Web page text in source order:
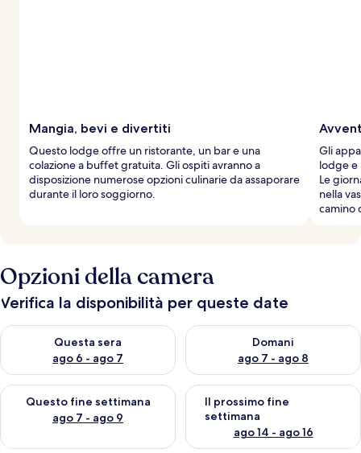
Mangia, bevi e divertiti
Questo lodge offre un ristorante, un bar e una
colazione a buffet gratuita. Gli ospiti avranno a
disposizione numerose opzioni culinarie da assaporare
durante il loro soggiorno.
Gli
lodge e
Le
nella
camino
Opzioni della camera
Verifica la disponibilità per queste date
Questa sera
ago 6 - ago 7
Verifica la disponibilità per questa sera, ago 6 - ago 7
Domani
ago 7 - ago 8
Verifica la disponibilità per
Questo fine settimana
ago 7 - ago 9
Verifica la disponibilità per questo fine settimana, ago 7 - ago
Il prossimo fine
settimana
ago 14 - ago 16
Verifica la disponibilità per il